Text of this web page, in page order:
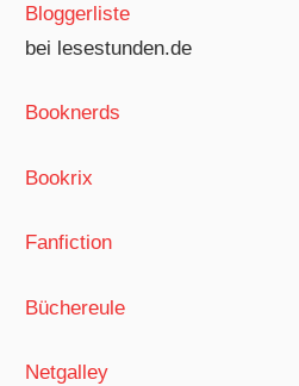
Bloggerliste
bei lesestunden.de
Booknerds
Bookrix
Fanfiction
Büchereule
Netgalley